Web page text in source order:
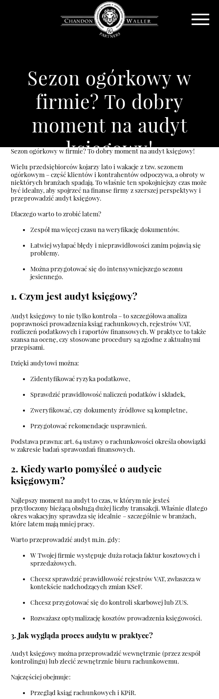
Sezon ogórkowy w
firmie? To dobry
moment na audyt
księgowy!
Sezon ogórkowy w firmie? To dobry moment na audyt księgowy!
Wielu przedsiębiorców kojarzy lato i wakacje z tzw. sezonem
ogórkowym – część klientów i kontrahentów odpoczywa, a obroty w
niektórych branżach spadają. To właśnie ten spokojniejszy czas może
być idealny, aby spojrzeć na finanse firmy z szerszej perspektywy i
przeprowadzić audyt księgowy.
Dlaczego warto to zrobić latem?
Zespół ma więcej czasu na weryfikację dokumentów.
Łatwiej wyłapać błędy i nieprawidłowości zanim pojawią się
problemy.
Można przygotować się do intensywniejszego sezonu
jesiennego.
1. Czym jest audyt księgowy?
Audyt księgowy to nie tylko kontrola – to szczegółowa analiza
poprawności prowadzenia ksiąg rachunkowych, rejestrów VAT,
rozliczeń podatkowych i raportów finansowych. W praktyce to także
szansa na ocenę, czy stosowane procedury są zgodne z aktualnymi
przepisami.
Dzięki audytowi można:
Zidentyfikować ryzyka podatkowe,
Sprawdzić prawidłowość naliczeń podatków i składek,
Zweryfikować, czy dokumenty źródłowe są kompletne,
Przygotować rekomendacje usprawnień.
Podstawa prawna: art. 64 ustawy o rachunkowości określa obowiązki
w zakresie badań sprawozdań finansowych.
2. Kiedy warto pomyśleć o audycie
księgowym?
Najlepszy moment na audyt to czas, w którym nie jesteś
przytłoczony bieżącą obsługą dużej liczby transakcji. Właśnie dlatego
okres wakacyjny sprawdza się idealnie – szczególnie w branżach,
które latem mają mniej pracy.
Warto przeprowadzić audyt m.in. gdy:
W Twojej firmie występuje duża rotacja faktur kosztowych i
sprzedażowych.
Chcesz sprawdzić prawidłowość rejestrów VAT, zwłaszcza w
kontekście nadchodzących zmian KSeF.
Chcesz przygotować się do kontroli skarbowej lub ZUS.
Rozważasz optymalizację kosztów prowadzenia księgowości.
3. Jak wygląda proces audytu w praktyce?
Audyt księgowy można przeprowadzić wewnętrznie (przez zespół
kontrolingu) lub zlecić zewnętrznie biuru rachunkowemu.
Najczęściej obejmuje:
Przegląd ksiąg rachunkowych i KPiR.